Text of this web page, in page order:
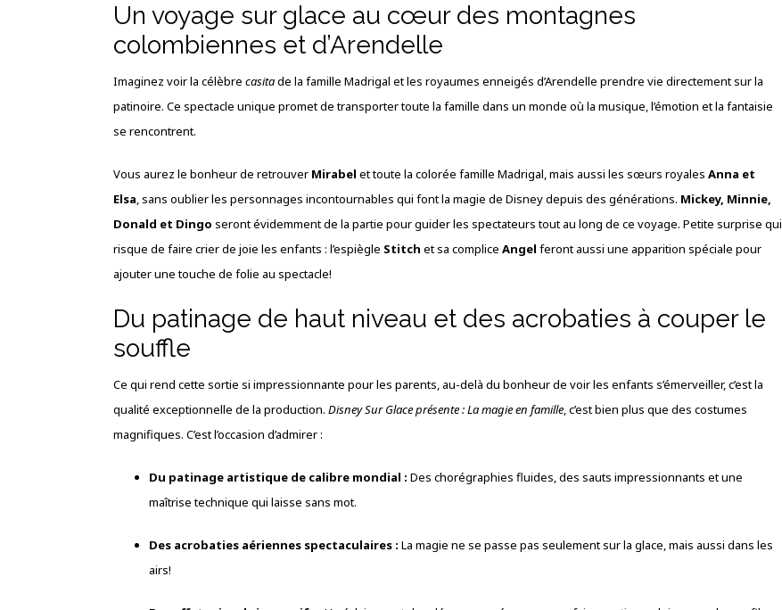
Un voyage sur glace au cœur des montagnes
colombiennes et d’Arendelle
Imaginez voir la célèbre casitade la famille Madrigal et les royaumes enneigés d’Arendelle prendre vie directement sur la
patinoire. Ce spectacle unique promet de transporter toute la famille dans un monde où la musique, l’émotion et la fantaisie
se rencontrent.
Vous aurez le bonheur de retrouver Mirabel et toute la colorée famille Madrigal, mais aussi les sœurs royales Anna et
Elsa, sans oublier les personnages incontournables qui font la magie de Disney depuis des générations. Mickey, Minnie,
Donald et Dingo seront évidemment de la partie pour guider les spectateurs tout au long de ce voyage. Petite surprise qui
risque de faire crier de joie les enfants : l’espiègle Stitch et sa complice Angel feront aussi une apparition spéciale pour
ajouter une touche de folie au spectacle!
Du patinage de haut niveau et des acrobaties à couper le
souffle
Ce qui rend cette sortie si impressionnante pour les parents, au-delà du bonheur de voir les enfants s’émerveiller, c’est la
qualité exceptionnelle de la production. Disney Sur Glace présente : La magie en famille, c’est bien plus que des costumes
magnifiques. C’est l’occasion d’admirer :
Du patinage artistique de calibre mondial : Des chorégraphies fluides, des sauts impressionnants et une
maîtrise technique qui laisse sans mot.
Des acrobaties aériennes spectaculaires : La magie ne se passe pas seulement sur la glace, mais aussi dans les
airs!